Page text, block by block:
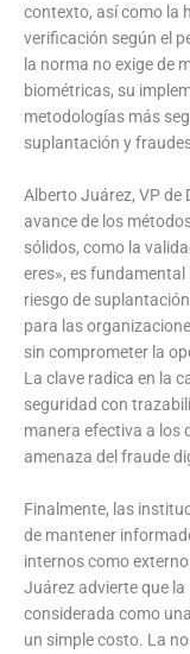
contexto, así como la
verificación según el
la norma no exige de
biométricas, su
metodologías más
suplantación y
Alberto Juárez, VP de
avance de los
sólidos, como la
eres», es
riesgo de
para las
sin comprometer la
La clave radica en la
seguridad con
manera efectiva a los
amenaza del fraude
Finalmente, las
de mantener
internos como
Juárez advierte que
considerada como
un simple costo. La